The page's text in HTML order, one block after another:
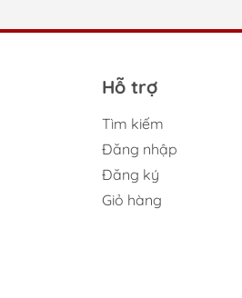
Hỗ trợ
Tìm kiếm
Đăng nhập
Đăng ký
Giỏ hàng